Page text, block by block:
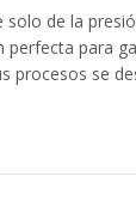
solo de la
perfecta para
procesos se